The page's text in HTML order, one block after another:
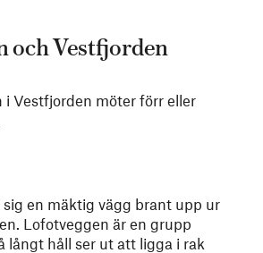
och Vestfjorden
i Vestfjorden möter förr eller
sig en mäktig vägg brant upp ur
Lofotveggen är en grupp
långt håll ser ut att ligga i rak